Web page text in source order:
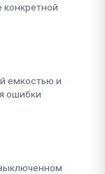
конкретной
емкостью и
ошибки